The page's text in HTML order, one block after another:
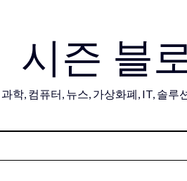
시즌 블
학, 컴퓨터, 뉴스, 가상화폐, IT, 솔루